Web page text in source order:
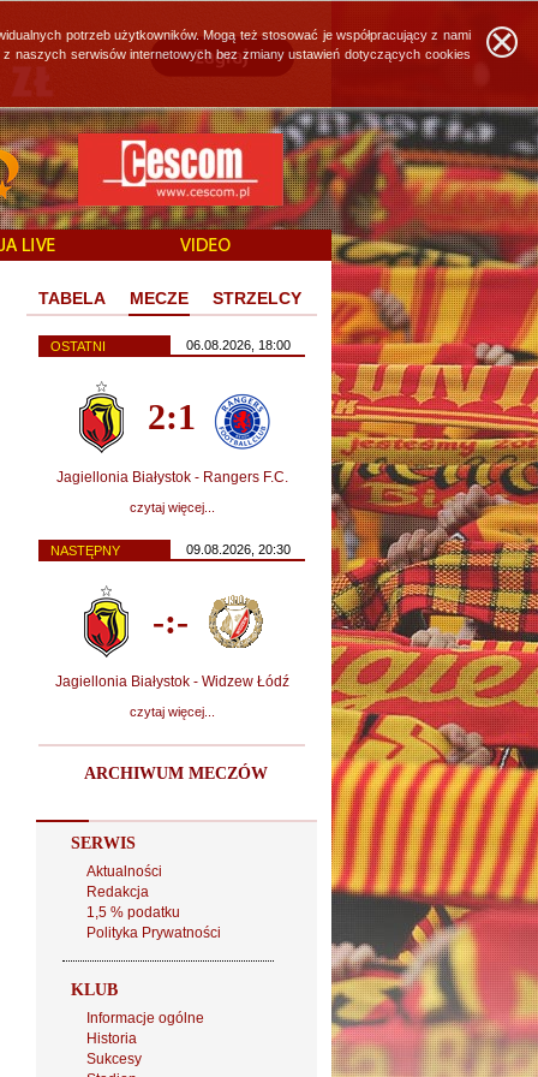
TABELA MECZE STRZELCY
OSTATNI 06.08.2026, 18:00
2:1
Jagiellonia Białystok - Rangers F.C.
czytaj więcej...
NASTĘPNY 09.08.2026, 20:30
-:-
Jagiellonia Białystok - Widzew Łódź
czytaj więcej...
ARCHIWUM MECZÓW
SERWIS
Aktualności
Redakcja
1,5 % podatku
Polityka Prywatności
KLUB
Informacje ogólne
Historia
Sukcesy
potrzeb użytkowników. Mogą też stosować je współpracujący z nami
naszych serwisów internetowych bez zmiany ustawień dotyczących cookies